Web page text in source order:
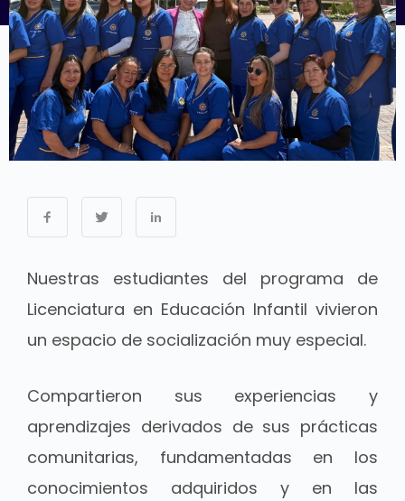
Nuestras estudiantes del programa de
Licenciatura en Educación Infantil vivieron
un espacio de socialización muy especial.
Compartieron sus experiencias y
aprendizajes derivados de sus prácticas
comunitarias, fundamentadas en los
conocimientos adquiridos y en las